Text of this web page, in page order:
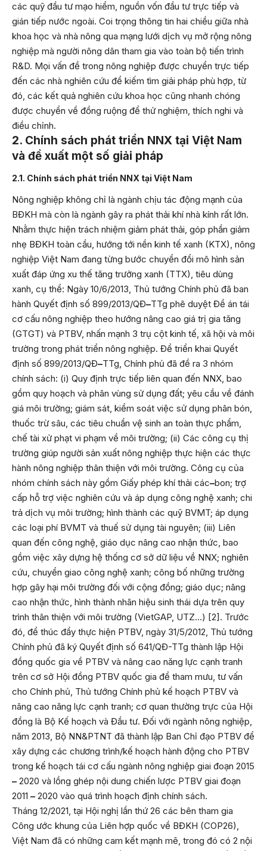
các quỹ đầu tư mạo hiểm, nguồn vốn đầu tư trực tiếp và
gián tiếp nước ngoài. Coi trọng thông tin hai chiều giữa nhà
khoa học và nhà nông qua mạng lưới dịch vụ mở rộng nông
nghiệp mà người nông dân tham gia vào toàn bộ tiến trình
R&D. Mọi vấn đề trong nông nghiệp được chuyển trực tiếp
đến các nhà nghiên cứu để kiếm tìm giải pháp phù hợp, từ
đó, các kết quả nghiên cứu khoa học cũng nhanh chóng
được chuyển về đồng ruộng để thử nghiệm, thích nghi và
điều chỉnh.
2. Chính sách phát triển NNX tại Việt Nam
và đề xuất một số giải pháp
2.1. Chính sách phát triển NNX tại Việt Nam
Nông nghiệp không chỉ là ngành chịu tác động mạnh của
BĐKH mà còn là ngành gây ra phát thải khí nhà kính rất lớn.
Nhằm thực hiện trách nhiệm giảm phát thải, góp phần giảm
nhẹ BĐKH toàn cầu, hướng tới nền kinh tế xanh (KTX), nông
nghiệp Việt Nam đang từng bước chuyển đổi mô hình sản
xuất đáp ứng xu thế tăng trưởng xanh (TTX), tiêu dùng
xanh, cụ thể: Ngày 10/6/2013, Thủ tướng Chính phủ đã ban
hành Quyết định số 899/2013/QĐ–TTg phê duyệt Đề án tái
cơ cấu nông nghiệp theo hướng nâng cao giá trị gia tăng
(GTGT) và PTBV, nhấn mạnh 3 trụ cột kinh tế, xã hội và môi
trường trong phát triển nông nghiệp. Để triển khai Quyết
định số 899/2013/QĐ–TTg, Chính phủ đã đề ra 3 nhóm
chính sách: (i) Quy định trực tiếp liên quan đến NNX, bao
gồm quy hoạch và phân vùng sử dụng đất; yêu cầu về đánh
giá môi trường; giám sát, kiểm soát việc sử dụng phân bón,
thuốc trừ sâu, các tiêu chuẩn vệ sinh an toàn thực phẩm,
chế tài xử phạt vi phạm về môi trường; (ii) Các công cụ thị
trường giúp người sản xuất nông nghiệp thực hiện các thực
hành nông nghiệp thân thiện với môi trường. Công cụ của
nhóm chính sách này gồm Giấy phép khí thải các–bon; trợ
cấp hỗ trợ việc nghiên cứu và áp dụng công nghệ xanh; chi
trả dịch vụ môi trường; hình thành các quỹ BVMT; áp dụng
các loại phí BVMT và thuế sử dụng tài nguyên; (iii) Liên
quan đến công nghệ, giáo dục nâng cao nhận thức, bao
gồm việc xây dựng hệ thống cơ sở dữ liệu về NNX; nghiên
cứu, chuyển giao công nghệ xanh; công bố những trường
hợp gây hại môi trường đối với cộng đồng; giáo dục; nâng
cao nhận thức, hình thành nhãn hiệu sinh thái dựa trên quy
trình thân thiện với môi trường (VietGAP, UTZ…) [2]. Trước
đó, để thúc đẩy thực hiện PTBV, ngày 31/5/2012, Thủ tướng
Chính phủ đã ký Quyết định số 641/QĐ-TTg thành lập Hội
đồng quốc gia về PTBV và nâng cao năng lực cạnh tranh
trên cơ sở Hội đồng PTBV quốc gia để tham mưu, tư vấn
cho Chính phủ, Thủ tướng Chính phủ kế hoạch PTBV và
nâng cao năng lực cạnh tranh; cơ quan thường trực của Hội
đồng là Bộ Kế hoạch và Đầu tư. Đối với ngành nông nghiệp,
năm 2013, Bộ NN&PTNT đã thành lập Ban Chỉ đạo PTBV để
xây dựng các chương trình/kế hoạch hành động cho PTBV
trong kế hoạch tái cơ cấu ngành nông nghiệp giai đoạn 2015
– 2020 và lồng ghép nội dung chiến lược PTBV giai đoạn
2011 – 2020 vào quá trình hoạch định chính sách.
Tháng 12/2021, tại Hội nghị lần thứ 26 các bên tham gia
Công ước khung của Liên hợp quốc về BĐKH (COP26),
Việt Nam đã có những cam kết mạnh mẽ, trong đó có 2 nội